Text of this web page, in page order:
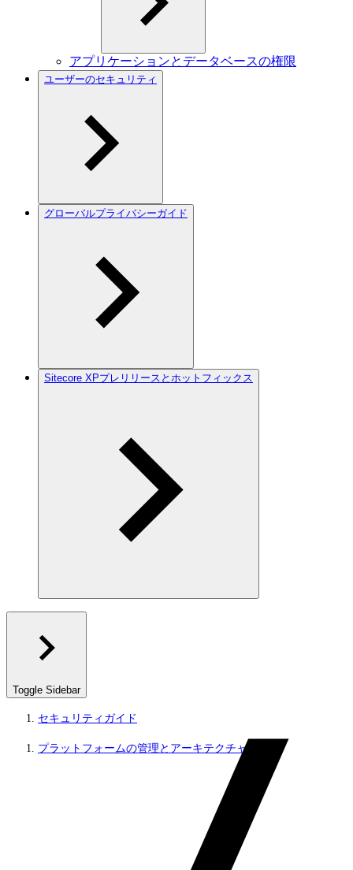
アプリケーションとデータベースの権限
ユーザーのセキュリティ
グローバルプライバシーガイド
Sitecore XPプレリリースとホットフィックス
Toggle Sidebar
セキュリティガイド
プラットフォームの管理とアーキテクチャ